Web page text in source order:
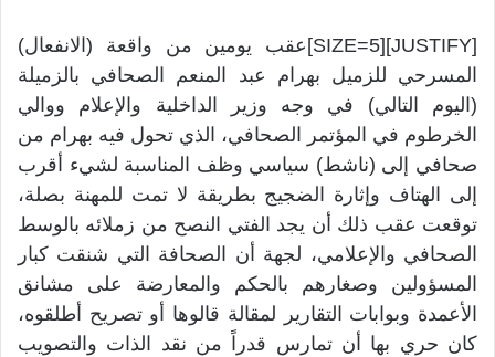
[JUSTIFY][SIZE=5]عقب يومين من واقعة (الانفعال)
المسرحي للزميل بهرام عبد المنعم الصحافي بالزميلة
(اليوم التالي) في وجه وزير الداخلية والإعلام ووالي
الخرطوم في المؤتمر الصحافي، الذي تحول فيه بهرام من
صحافي إلى (ناشط) سياسي وظف المناسبة لشيء أقرب
إلى الهتاف وإثارة الضجيج بطريقة لا تمت للمهنة بصلة،
توقعت عقب ذلك أن يجد الفتي النصح من زملائه بالوسط
الصحافي والإعلامي، لجهة أن الصحافة التي شنقت كبار
المسؤولين وصغارهم بالحكم والمعارضة على مشانق
الأعمدة وبوابات التقارير لمقالة قالوها أو تصريح أطلقوه،
كان حري بها أن تمارس قدراً من نقد الذات والتصويب